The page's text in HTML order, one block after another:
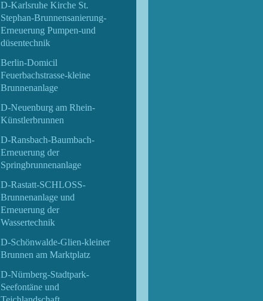
D-Karlsruhe Kirche St.
Stephan-Brunnensanierung-
Erneuerung Pumpen-und
düsentechnik
Berlin-Domicil
Feuerbachstrasse-kleine
Brunnenanlage
D-Neuenburg am Rhein-
Künstlerbrunnen
D-Ransbach-Baumbach-
Erneuerung der
Springbrunnenanlage
D-Rastatt-SCHLOSS-
Brunnenanlage und
Erneuerung der
Wassertechnik
D-Schönwalde-Glien-kleiner
Brunnen am Marktplatz
D-Nürnberg-Stadtpark-
Seefontäne und